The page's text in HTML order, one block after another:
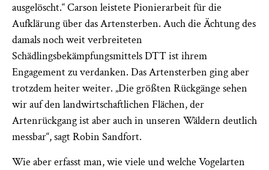
ausgelöscht.“Carson leistete Pionierarbeit für die
Aufklärung über das Artensterben. Auch die Ächtung des
damals noch weit verbreiteten
Schädlingsbekämpfungsmittels DTT ist ihrem
Engagement zu verdanken. Das Artensterben ging aber
trotzdem heiter weiter. „Die größten Rückgänge sehen
wir auf den landwirtschaftlichen Flächen, der
Artenrückgang ist aber auch in unseren Wäldern deutlich
messbar“, sagt Robin Sandfort.
Wie aber erfasst man, wie viele und welche Vogelarten